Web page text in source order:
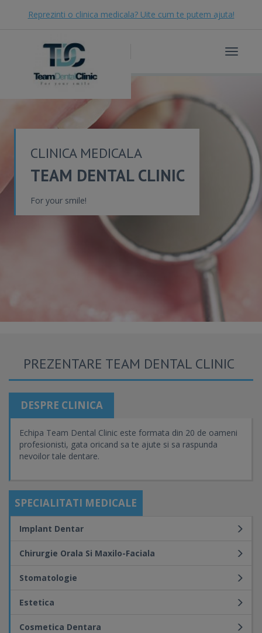
Reprezinti o clinica medicala? Uite cum te putem ajuta!
Toggle
CLINICA MEDICALA
TEAM DENTAL CLINIC
For your smile!
PREZENTARE TEAM DENTAL CLINIC
DESPRE CLINICA
Echipa Team Dental Clinic este formata din 20 de oameni
profesionisti, gata oricand sa te ajute si sa raspunda
nevoilor tale dentare.
SPECIALITATI MEDICALE
Implant Dentar
Chirurgie Orala Si Maxilo-Faciala
Stomatologie
Estetica
Cosmetica Dentara